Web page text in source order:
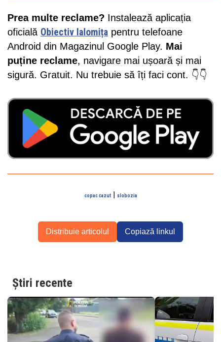
Prea multe reclame? Instalează aplicația
oficială Obiectiv Ialomița pentru telefoane
Android din Magazinul Google Play. Mai
puține reclame, navigare mai ușoară și mai
sigură. Gratuit. Nu trebuie să îți faci cont. 👇👇
copac cazut| slobozia
Distribuie articolul Copiază linkul
Știri recente